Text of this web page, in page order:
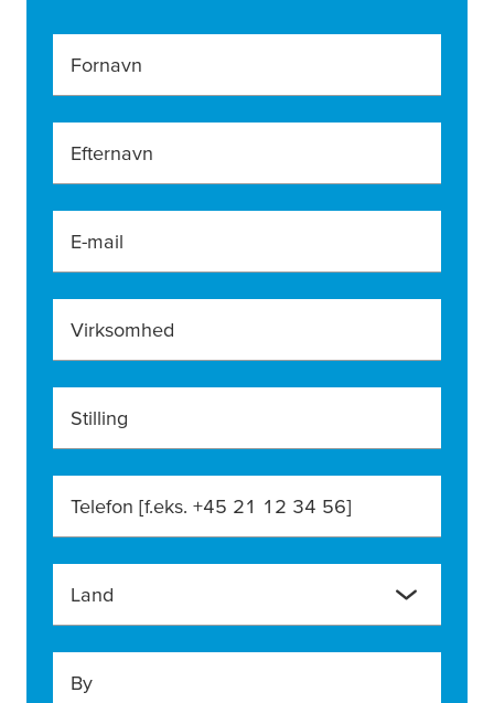
Fornavn
Efternavn
E-mail
Virksomhed
Stilling
Telefon [f.eks. +45 21 12 34 56]
Land
By